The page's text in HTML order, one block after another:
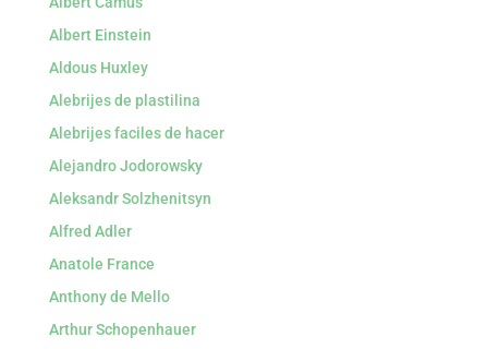
Albert Einstein
Aldous Huxley
Alebrijes de plastilina
Alebrijes faciles de hacer
Alejandro Jodorowsky
Aleksandr Solzhenitsyn
Alfred Adler
Anatole France
Anthony de Mello
Arthur Schopenhauer